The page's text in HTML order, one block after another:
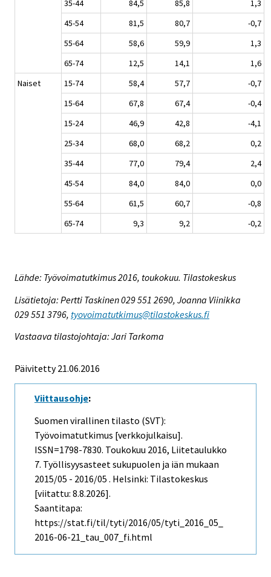
35-44
84,5 85,8
1,3
45-54
81,5 80,7
-0,7
55-64
58,6 59,9
1,3
65-74
12,5 14,1
1,6
Naiset
15-74 58,4 57,7
-0,7
15-64
67,8 67,4
-0,4
15-24
46,9 42,8
-4,1
25-34
68,0 68,2
0,2
35-44
77,0 79,4
2,4
45-54
84,0 84,0
0,0
55-64
61,5 60,7
-0,8
65-74
9,3 9,2 -0,2
Lähde: Työvoimatutkimus 2016, toukokuu. Tilastokeskus
Lisätietoja: Pertti Taskinen 029 551 2690, Joanna Viinikka
029 551 3796, tyovoimatutkimus@tilastokeskus.fi
Vastaava tilastojohtaja: Jari Tarkoma
Päivitetty 21.06.2016
Viittausohje:
Suomen virallinen tilasto (SVT):
Työvoimatutkimus [verkkojulkaisu].
ISSN=1798-7830. Toukokuu 2016, Liitetaulukko
7. Työllisyysasteet sukupuolen ja iän mukaan
2015/05 - 2016/05 . Helsinki: Tilastokeskus
[viitattu: 8.8.2026].
Saantitapa:
https://stat.fi/til/tyti/2016/05/tyti_2016_05_
2016-06-21_tau_007_fi.html